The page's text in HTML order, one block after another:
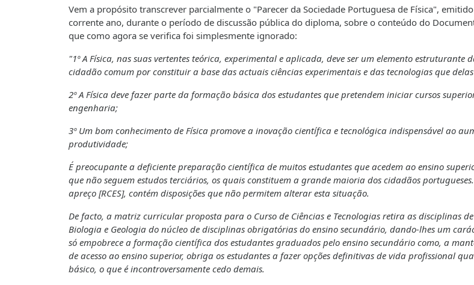
Vem a propósito transcrever parcialmente o "Parecer da Sociedade Portuguesa de Física",
corrente ano, durante o período de discussão pública do diploma, sobre o conteúdo do
que como agora se verifica foi simplesmente ignorado:
"1º A Física, nas suas vertentes teórica, experimental e aplicada, deve ser um elemento
cidadão comum por constituir a base das actuais ciências experimentais e das tecnologias que
2º A Física deve fazer parte da formação básica dos estudantes que pretendem iniciar cursos
engenharia;
3º Um bom conhecimento de Física promove a inovação científica e tecnológica indispensável ao
produtividade;
É preocupante a deficiente preparação científica de muitos estudantes que acedem ao ensino
que não seguem estudos terciários, os quais constituem a grande maioria dos cidadãos
apreço [RCES], contém disposições que não permitem alterar esta situação.
De facto, a matriz curricular proposta para o Curso de Ciências e Tecnologias retira as disciplinas
Biologia e Geologia do núcleo de disciplinas obrigatórias do ensino secundário, dando-lhes um
só empobrece a formação científica dos estudantes graduados pelo ensino secundário como, a
de acesso ao ensino superior, obriga os estudantes a fazer opções definitivas de vida profissional
básico, o que é incontroversamente cedo demais.